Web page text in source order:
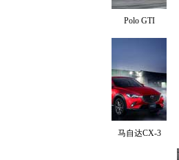
Polo GTI
马自达CX-3